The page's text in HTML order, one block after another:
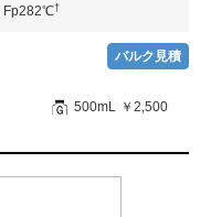
Fp282℃†
バルク見積
500mL ￥2,500